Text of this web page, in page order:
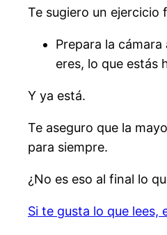
Te sugiero un ejercicio
Prepara la
eres, lo que estás
Y ya está.
Te aseguro que la
para siempre.
¿No es eso al final lo
Si te gusta lo que lees,